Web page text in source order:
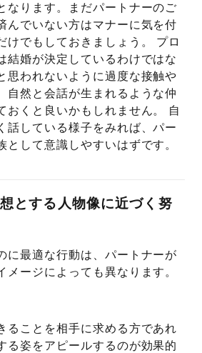
なります。まだパートナーのご
んでいない方はマナーに気を付
けでもしておきましょう。 プロ
結婚が決定しているわけではな
思われないように過度な接触や
自然と会話が生まれるような仲
おくと良いかもしれません。 自
話している様子をみれば、パー
として意識しやすいはずです。
とする人物像に近づく努
に最適な行動は、パートナーが
メージによっても異なります。
ることを相手に求める方であれ
る姿をアピールするのが効果的